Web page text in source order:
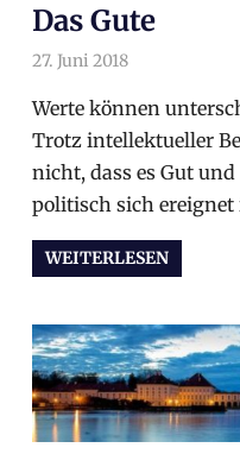
Das Gute
27. Juni 2018
Werte können
Trotz intellektueller
nicht, dass es Gut
politisch sich ereignet
WEITERLESEN